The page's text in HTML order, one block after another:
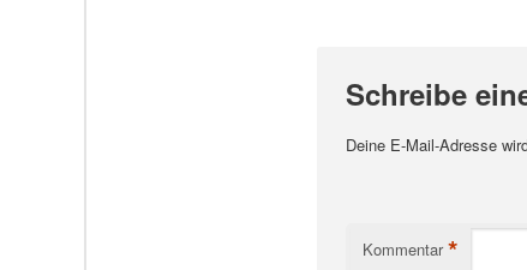
Schreibe
Deine E-Mail-Adresse
Kommentar *